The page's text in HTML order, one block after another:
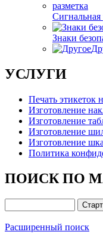
Сигнальная
Знаки
УСЛУГИ
Печать этикеток
Изготовление
Изготовление
Изготовление
Изготовление
Политика
ПОИСК ПО
Расширенный поиск